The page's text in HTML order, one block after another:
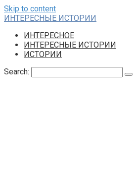
Skip to content
ИНТЕРЕСНЫЕ ИСТОРИИ
ИНТЕРЕСНОЕ
ИНТЕРЕСНЫЕ ИСТОРИИ
ИСТОРИИ
Search: